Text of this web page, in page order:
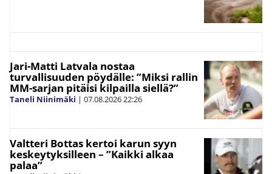
Jari-Matti Latvala nostaa
turvallisuuden pöydälle: ”Miksi rallin
MM-sarjan pitäisi kilpailla siellä?”
Taneli Niinimäki | 07.08.202622:26
Valtteri Bottas kertoi karun syyn
keskeytyksilleen – ”Kaikki alkaa
palaa”